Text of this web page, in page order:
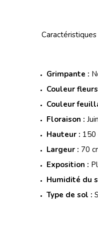
Caractéristiques
Grimpante :
Couleur
Couleur
Floraison :
Hauteur : 150
Largeur : 70
Exposition :
Humidité du
Type de sol :